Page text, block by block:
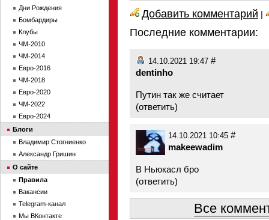
Добавить комментарий |
Последние комментарии:
14.10.2021 19:47 #
dentinho
Путин так же считает
(ответить)
14.10.2021 10:45 #
makeewadim
В Ньюкасл бро
(ответить)
Все
Дни Рождения
Бомбардиры
Клубы
ЧМ-2010
ЧМ-2014
Евро-2016
ЧМ-2018
Евро-2020
ЧМ-2022
Евро-2024
Блоги
Владимир Стогниенко
Александр Гришин
О сайте
Правила
Вакансии
Telegram-канал
Мы ВКонтакте